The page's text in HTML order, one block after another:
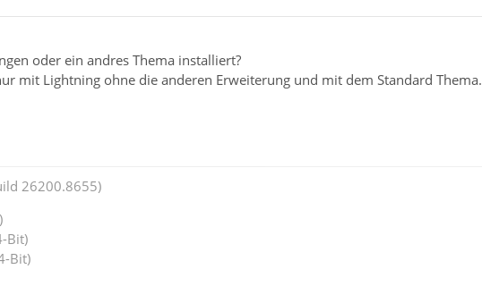
oder ein andres Thema installiert?
mit Lightning ohne die anderen Erweiterung und mit dem Standard Thema.
26200.8655)
Bit)
Bit)